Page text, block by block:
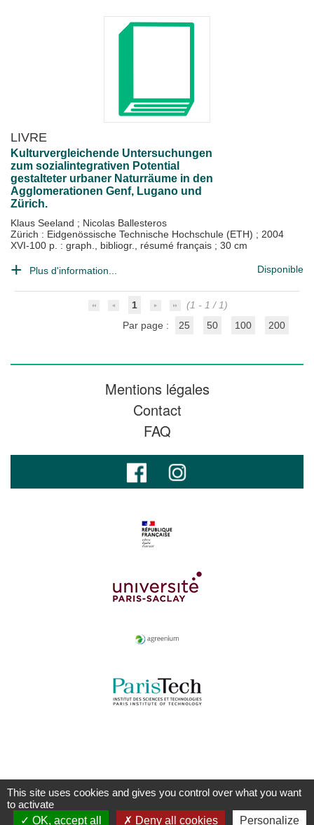
LIVRE
Kulturvergleichende Untersuchungen
zum sozialintegrativen Potential
gestalteter urbaner Naturräume in den
Agglomerationen Genf, Lugano und
Zürich.
Klaus Seeland ; Nicolas Ballesteros
Zürich : Eidgenössische Technische Hochschule (ETH) ; 2004
XVI-100 p. : graph., bibliogr., résumé français ; 30 cm
Plus d'information... Disponible
1
(1 - 1 / 1)
Par page :
25 50 100 200
Mentions légales
Contact
FAQ
This site uses cookies and gives you control over what you want
to activate
OK, accept all
Deny all cookies Personalize